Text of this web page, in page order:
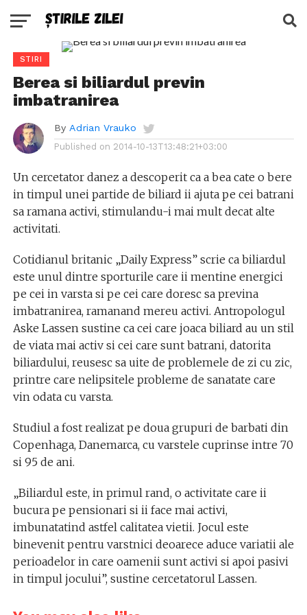
STIRI
Berea si biliardul previn
imbatranirea
By Adrian Vrauko
Published on 2014-10-13T13:48:21+03:00
Un cercetator danez a descoperit ca a bea cate o bere
in timpul unei partide de biliard ii ajuta pe cei batrani
sa ramana activi, stimulandu-i mai mult decat alte
activitati.
Cotidianul britanic „Daily Express” scrie ca biliardul
este unul dintre sporturile care ii mentine energici
pe cei in varsta si pe cei care doresc sa previna
imbatranirea, ramanand mereu activi. Antropologul
Aske Lassen sustine ca cei care joaca biliard au un stil
de viata mai activ si cei care sunt batrani, datorita
biliardului, reusesc sa uite de problemele de zi cu zic,
printre care nelipsitele probleme de sanatate care
vin odata cu varsta.
Studiul a fost realizat pe doua grupuri de barbati din
Copenhaga, Danemarca, cu varstele cuprinse intre 70
si 95 de ani.
„Biliardul este, in primul rand, o activitate care ii
bucura pe pensionari si ii face mai activi,
imbunatatind astfel calitatea vietii. Jocul este
binevenit pentru varstnici deoarece aduce variatii ale
perioadelor in care oamenii sunt activi si apoi pasivi
in timpul jocului”, sustine cercetatorul Lassen.